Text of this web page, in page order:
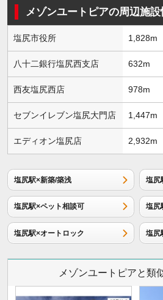
メゾンユートピアの周辺施設
塩尻市役所 1,828m
八十二銀行塩尻西支店 632m
西友塩尻西店 978m
セブンイレブン塩尻大門店 1,447m
エディオン塩尻店 2,932m
塩尻駅×新築/築浅 塩尻
塩尻駅×ペット相談可 塩尻
塩尻駅×オートロック 塩尻
メゾンユートピアと類